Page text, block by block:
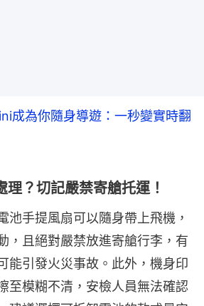
成為你隨身導遊：一秒變實時翻
？切記嚴禁寄艙托運！
池手提風扇可以隨身帶上飛機，
，且絕對嚴禁放進寄艙行李，有
能引發火災事故。此外，機身印
至模糊不清，安檢人員無法確認